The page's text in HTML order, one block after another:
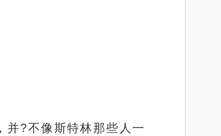
并?不像斯特林那些人一